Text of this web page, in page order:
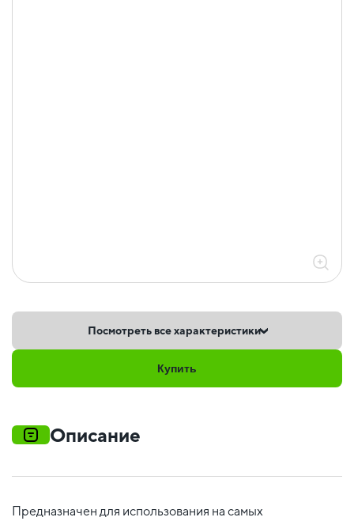
Посмотреть все характеристики
Купить
Описание
Предназначен для использования на самых